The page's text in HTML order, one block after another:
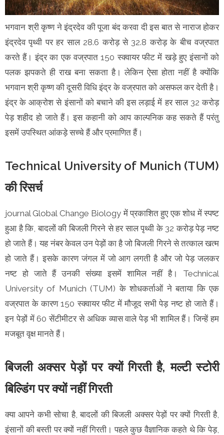
भगवान श्री कृष्ण ने इंद्रदेव की पूजा बंद करवा दी इस बात से नाराज होकर
इंद्रदेव पृथ्वी पर हर साल 28.6 करोड़ से 32.8 करोड़ के बीच वज्रपात
करते हैं। इंद्र का एक वज्रपात 150 स्क्वायर फीट में खड़े हुए इंसानों को
पलक झपकते ही राख बना सकता है। लेकिन ऐसा होता नहीं है क्योंकि
भगवान श्री कृष्ण की दूसरी विधि इंद्र के वज्रपात को असफल कर देती है।
इंद्र के आक्रोश से इंसानों को बचाने की इस लड़ाई में हर साल 32 करोड़
पेड़ शहीद हो जाते हैं। इस कहानी को आप काल्पनिक कह सकते हैं परंतु
इसमें उपस्थित आंकड़े सच्चे हैं और प्रमाणित हैं।
Technical University of Munich (TUM)
की रिसर्च
journal Global Change Biology में प्रकाशित हुए एक शोध में स्पष्ट
हुआ है कि, बादलों की बिजली गिरने से हर साल पृथ्वी के 32 करोड़ पेड़ नष्ट
हो जाते हैं। यह नंबर केवल उन पेड़ों का है जो बिजली गिरने से तत्काल खत्म
हो जाते हैं। इसके कारण जंगल में जो आग लगती है और जो पेड़ जलकर
नष्ट हो जाते हैं उनकी संख्या इसमें शामिल नहीं है। Technical
University of Munich (TUM) के शोधकर्ताओं ने बताया कि एक
वज्रपात के कारण 150 स्क्वायर फीट में मौजूद सभी पेड़ नष्ट हो जाते हैं।
इन पेड़ों में 60 सेंटीमीटर से अधिक व्यास वाले पेड़ भी शामिल हैं। जिन्हें हम
मजबूत वृक्ष मानते हैं।
बिजली अक्सर पेड़ों पर क्यों गिरती है, मल्टी स्टोरी
बिल्डिंग पर क्यों नहीं गिरती
क्या आपने कभी सोचा है, बादलों की बिजली अक्सर पेड़ों पर क्यों गिरती है,
इंसानों की बस्ती पर क्यों नहीं गिरती। पहले कुछ वैज्ञानिक कहते थे कि पेड़,